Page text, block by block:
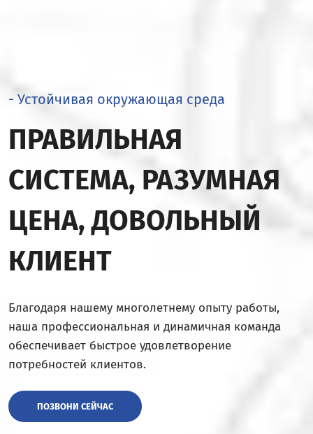
- Устойчивая окружающая среда
ПРАВИЛЬНАЯ
СИСТЕМА, РАЗУМНАЯ
ЦЕНА, ДОВОЛЬНЫЙ
КЛИЕНТ
Благодаря нашему многолетнему опыту работы,
наша профессиональная и динамичная команда
обеспечивает быстрое удовлетворение
потребностей клиентов.
ПОЗВОНИ СЕЙЧАС